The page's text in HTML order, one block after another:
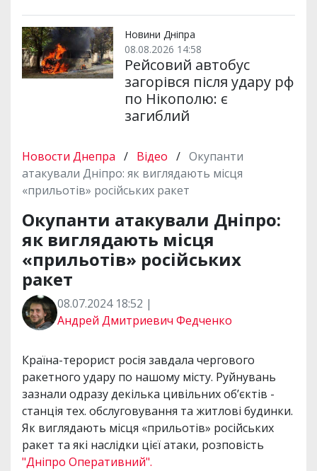
Новини Дніпра
08.08.2026 14:58
Рейсовий автобус
загорівся після удару рф
по Нікополю: є
загиблий
Новости Днепра / Відео / Окупанти
атакували Дніпро: як виглядають місця
«прильотів» російських ракет
Окупанти атакували Дніпро:
як виглядають місця
«прильотів» російських
ракет
08.07.2024 18:52 |
Андрей Дмитриевич Федченко
Країна-терорист росія завдала чергового
ракетного удару по нашому місту. Руйнувань
зазнали одразу декілька цивільних об’єктів -
станція тех. обслуговування та житлові будинки.
Як виглядають місця «прильотів» російських
ракет та які наслідки цієї атаки, розповість
"Дніпро Оперативний".